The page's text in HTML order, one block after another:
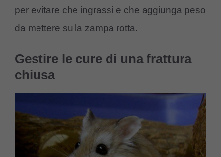
per evitare che ingrassi e che aggiunga peso
da mettere sulla zampa rotta.
Gestire le cure di una frattura
chiusa